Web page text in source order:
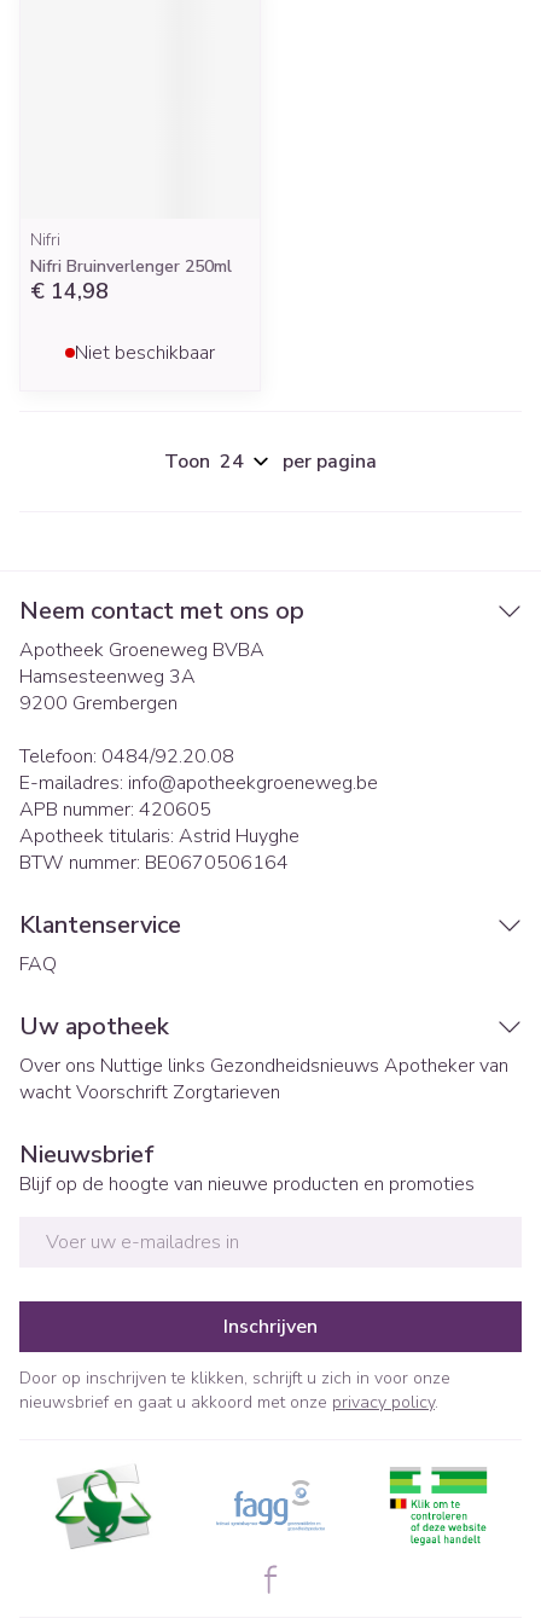
Nifri
Nifri Bruinverlenger 250ml
€ 14,98
Niet beschikbaar
Toon per pagina
Neem contact met ons op
Apotheek Groeneweg BVBA
Hamsesteenweg 3A
9200 Grembergen
Telefoon: 0484/92.20.08
E-mailadres: info@apotheekgroeneweg.be
APB nummer: 420605
Apotheek titularis: Astrid Huyghe
BTW nummer: BE0670506164
Klantenservice
FAQ
Uw apotheek
Over ons Nuttige links Gezondheidsnieuws Apotheker van
wachtVoorschrift Zorgtarieven
Nieuwsbrief
Blijf op de hoogte van nieuwe producten en promoties
Inschrijven
Door op inschrijven te klikken, schrijft u zich in voor onze
nieuwsbrief en gaat u akkoord met onze privacy policy.